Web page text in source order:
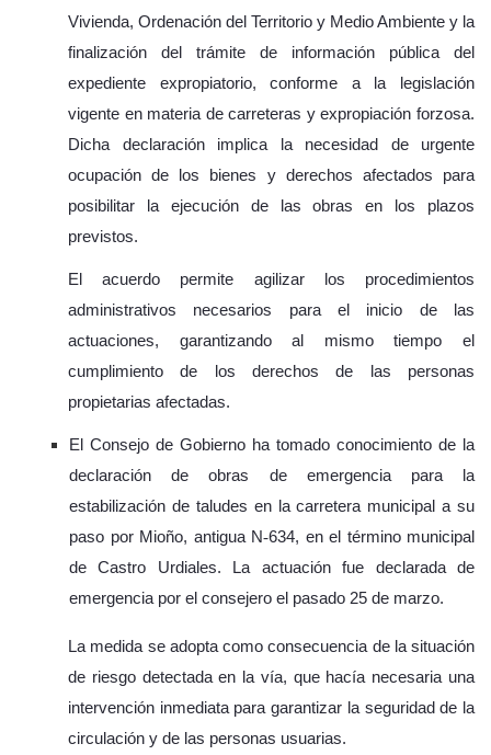
Vivienda, Ordenación del Territorio y Medio Ambiente y la
finalización del trámite de información pública del
expediente expropiatorio, conforme a la legislación
vigente en materia de carreteras y expropiación forzosa.
Dicha declaración implica la necesidad de urgente
ocupación de los bienes y derechos afectados para
posibilitar la ejecución de las obras en los plazos
previstos.
El acuerdo permite agilizar los procedimientos
administrativos necesarios para el inicio de las
actuaciones, garantizando al mismo tiempo el
cumplimiento de los derechos de las personas
propietarias afectadas.
El Consejo de Gobierno ha tomado conocimiento de la
declaración de obras de emergencia para la
estabilización de taludes en la carretera municipal a su
paso por Mioño, antigua N‑634, en el término municipal
de Castro Urdiales. La actuación fue declarada de
emergencia por el consejero el pasado 25 de marzo.
La medida se adopta como consecuencia de la situación
de riesgo detectada en la vía, que hacía necesaria una
intervención inmediata para garantizar la seguridad de la
circulación y de las personas usuarias.